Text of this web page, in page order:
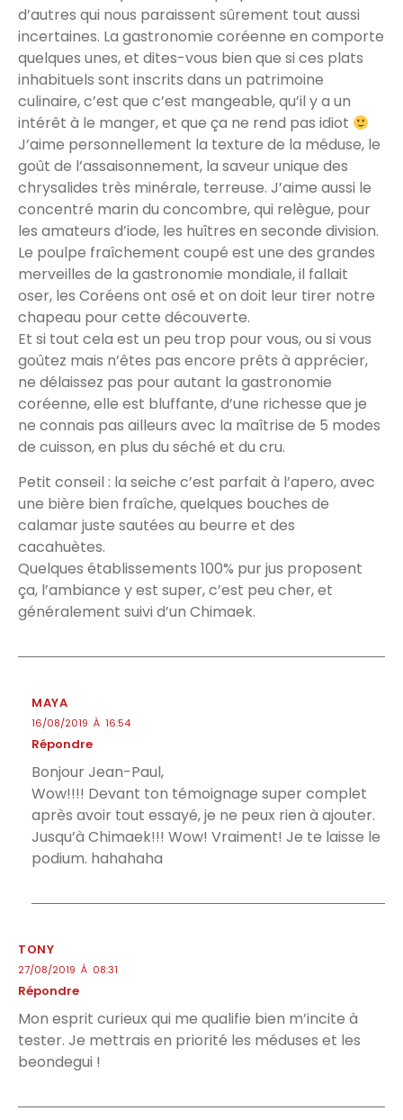
d’autres qui nous paraissent sûrement tout aussi
incertaines. La gastronomie coréenne en comporte
quelques unes, et dites-vous bien que si ces plats
inhabituels sont inscrits dans un patrimoine
culinaire, c’est que c’est mangeable, qu’il y a un
intérêt à le manger, et que ça ne rend pas idiot
J’aime personnellement la texture de la méduse, le
goût de l’assaisonnement, la saveur unique des
chrysalides très minérale, terreuse. J’aime aussi le
concentré marin du concombre, qui relègue, pour
les amateurs d’iode, les huîtres en seconde division.
Le poulpe fraîchement coupé est une des grandes
merveilles de la gastronomie mondiale, il fallait
oser, les Coréens ont osé et on doit leur tirer notre
chapeau pour cette découverte.
Et si tout cela est un peu trop pour vous, ou si vous
goûtez mais n’êtes pas encore prêts à apprécier,
ne délaissez pas pour autant la gastronomie
coréenne, elle est bluffante, d’une richesse que je
ne connais pas ailleurs avec la maîtrise de 5 modes
de cuisson, en plus du séché et du cru.
Petit conseil : la seiche c’est parfait à l’apero, avec
une bière bien fraîche, quelques bouches de
calamar juste sautées au beurre et des
cacahuètes.
Quelques établissements 100% pur jus proposent
ça, l’ambiance y est super, c’est peu cher, et
généralement suivi d’un Chimaek.
MAYA
16/08/2019 À 16:54
Répondre
Bonjour Jean-Paul,
Wow!!!! Devant ton témoignage super complet
après avoir tout essayé, je ne peux rien à ajouter.
Jusqu’à Chimaek!!! Wow! Vraiment! Je te laisse le
podium. hahahaha
TONY
27/08/2019 À 08:31
Répondre
Mon esprit curieux qui me qualifie bien m’incite à
tester. Je mettrais en priorité les méduses et les
beondegui !